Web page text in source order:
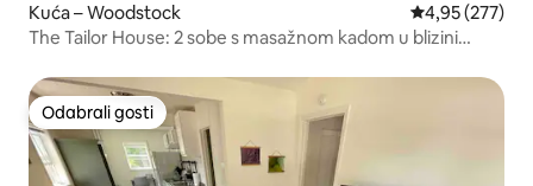
Kuća – Woodstock Prosječna
4,95 (277)
The Tailor House: 2 sobe s masažnom kadom u blizini
Odabrali gosti
Odabrali gosti